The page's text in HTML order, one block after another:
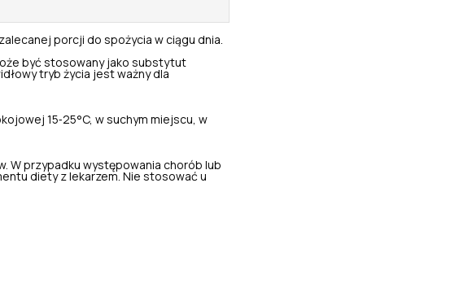
porcji do spożycia w ciągu dnia.
być stosowany jako substytut
tryb życia jest ważny dla
15‑25°C, w suchym miejscu, w
W przypadku występowania chorób lub
diety z lekarzem. Nie stosować u